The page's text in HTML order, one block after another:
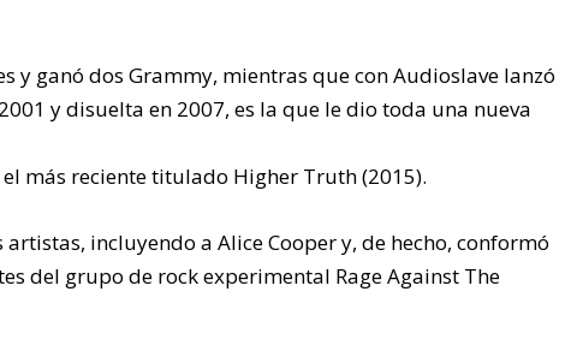
y ganó dos Grammy, mientras que con Audioslave lanzó
y disuelta en 2007, es la que le dio toda una nueva
más reciente titulado Higher Truth (2015).
incluyendo a Alice Cooper y, de hecho, conformó
del grupo de rock experimental Rage Against The